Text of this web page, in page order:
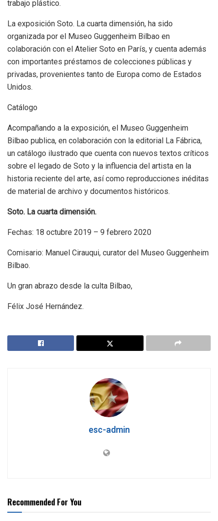
trabajo plástico.
La exposición Soto. La cuarta dimensión, ha sido
organizada por el Museo Guggenheim Bilbao en
colaboración con el Atelier Soto en París, y cuenta además
con importantes préstamos de colecciones públicas y
privadas, provenientes tanto de Europa como de Estados
Unidos.
Catálogo
Acompañando a la exposición, el Museo Guggenheim
Bilbao publica, en colaboración con la editorial La Fábrica,
un catálogo ilustrado que cuenta con nuevos textos críticos
sobre el legado de Soto y la influencia del artista en la
historia reciente del arte, así como reproducciones inéditas
de material de archivo y documentos históricos.
Soto. La cuarta dimensión.
Fechas: 18 octubre 2019 – 9 febrero 2020
Comisario: Manuel Cirauqui, curator del Museo Guggenheim
Bilbao.
Un gran abrazo desde la culta Bilbao,
Félix José Hernández.
esc-admin
Recommended For You